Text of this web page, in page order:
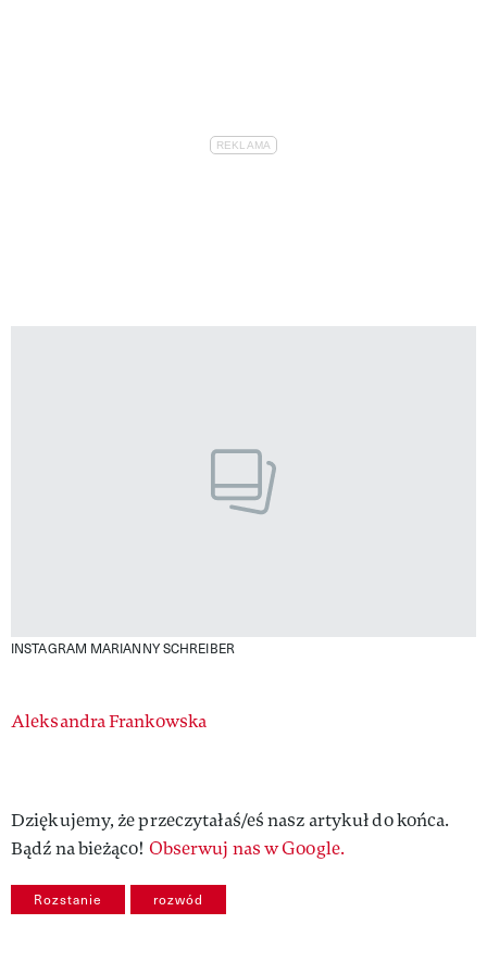
INSTAGRAM MARIANNY SCHREIBER
Authors
Aleksandra Frankowska
Dziękujemy, że przeczytałaś/eś nasz artykuł do końca.
Bądź na bieżąco! Obserwuj nas w Google.
Rozstanie rozwód